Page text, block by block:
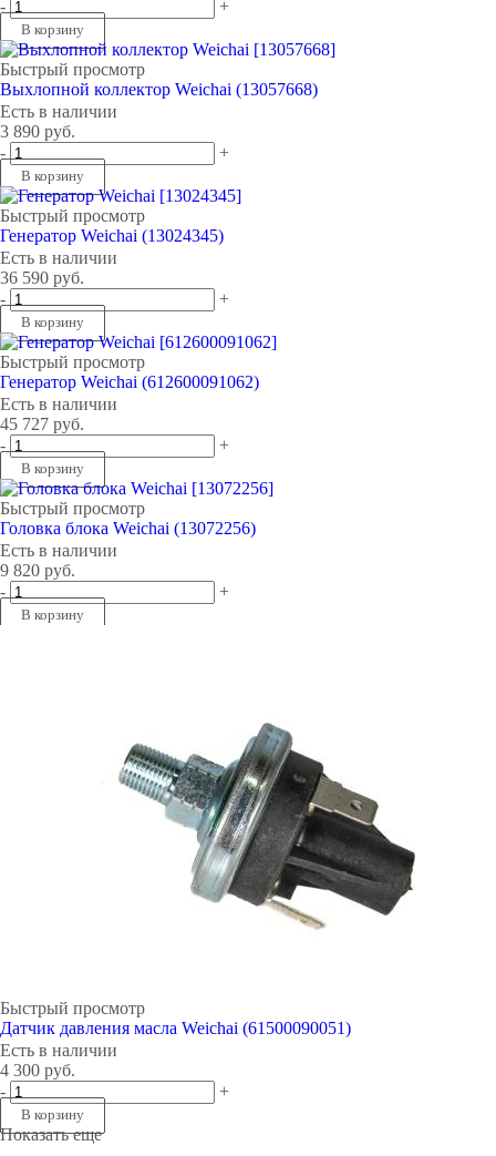
- +
В корзину
Быстрый просмотр
Выхлопной коллектор Weichai (13057668)
Есть в наличии
3 890 руб.
-
+
В корзину
Быстрый просмотр
Генератор Weichai (13024345)
Есть в наличии
36 590 руб.
-
+
В корзину
Быстрый просмотр
Генератор Weichai (612600091062)
Есть в наличии
45 727 руб.
-
+
В корзину
Быстрый просмотр
Головка блока Weichai (13072256)
Есть в наличии
9 820 руб.
-
+
В корзину
Быстрый просмотр
Датчик давления масла Weichai (61500090051)
Есть в наличии
4 300 руб.
-
+
В корзину
Показать еще